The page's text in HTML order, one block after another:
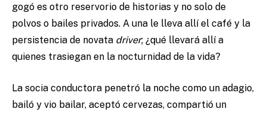
gogó es otro reservorio de historias y no solo de
polvos o bailes privados. A una le lleva allí el café y la
persistencia de novata driver; ¿qué llevará allí a
quienes trasiegan en la nocturnidad de la vida?
La socia conductora penetró la noche como un adagio,
bailó y vio bailar, aceptó cervezas, compartió un